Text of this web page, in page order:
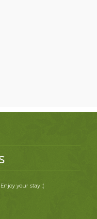
your stay :)